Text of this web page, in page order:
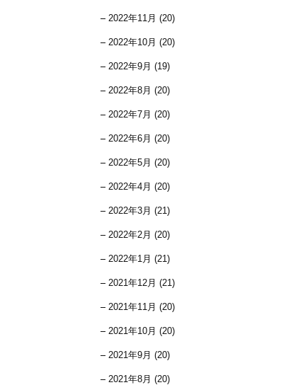
2022年11月 (20)
2022年10月 (20)
2022年9月 (19)
2022年8月 (20)
2022年7月 (20)
2022年6月 (20)
2022年5月 (20)
2022年4月 (20)
2022年3月 (21)
2022年2月 (20)
2022年1月 (21)
2021年12月 (21)
2021年11月 (20)
2021年10月 (20)
2021年9月 (20)
2021年8月 (20)